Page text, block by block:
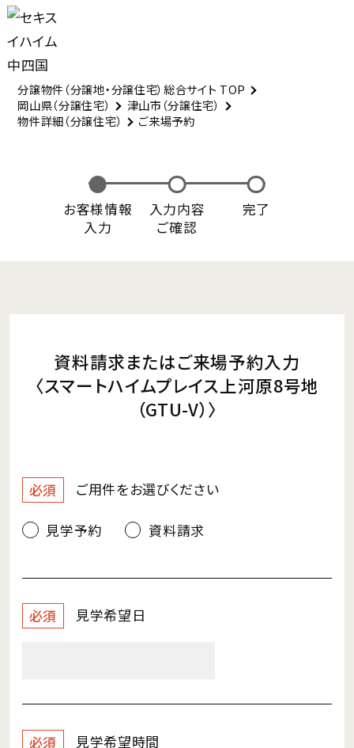
分譲物件（分譲地・分譲住宅）総合サイト TOP
岡山県（分譲住宅）
津山市（分譲住宅）
物件詳細（分譲住宅）
ご来場予約
お客様情報
入力
入力内容
ご確認
完了
資料請求またはご来場予約入力
〈スマートハイムプレイス上河原8号地
（GTU-V）〉
必須 ご用件をお選びください
見学予約 資料請求
必須 見学希望日
必須 見学希望時間